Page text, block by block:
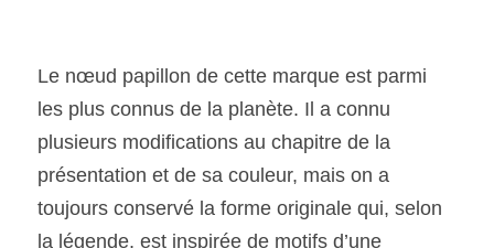
Le nœud papillon de cette marque est parmi
les plus connus de la planète. Il a connu
plusieurs modifications au chapitre de la
présentation et de sa couleur, mais on a
toujours conservé la forme originale qui, selon
la légende, est inspirée de motifs d’une